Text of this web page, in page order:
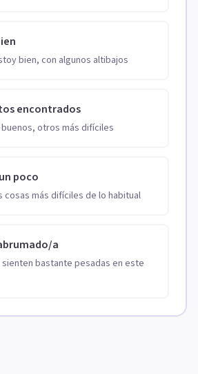
bien, con algunos altibajos
encontrados
otros más difíciles
poco
cosas más difíciles de lo habitual
a
sienten bastante pesadas en este